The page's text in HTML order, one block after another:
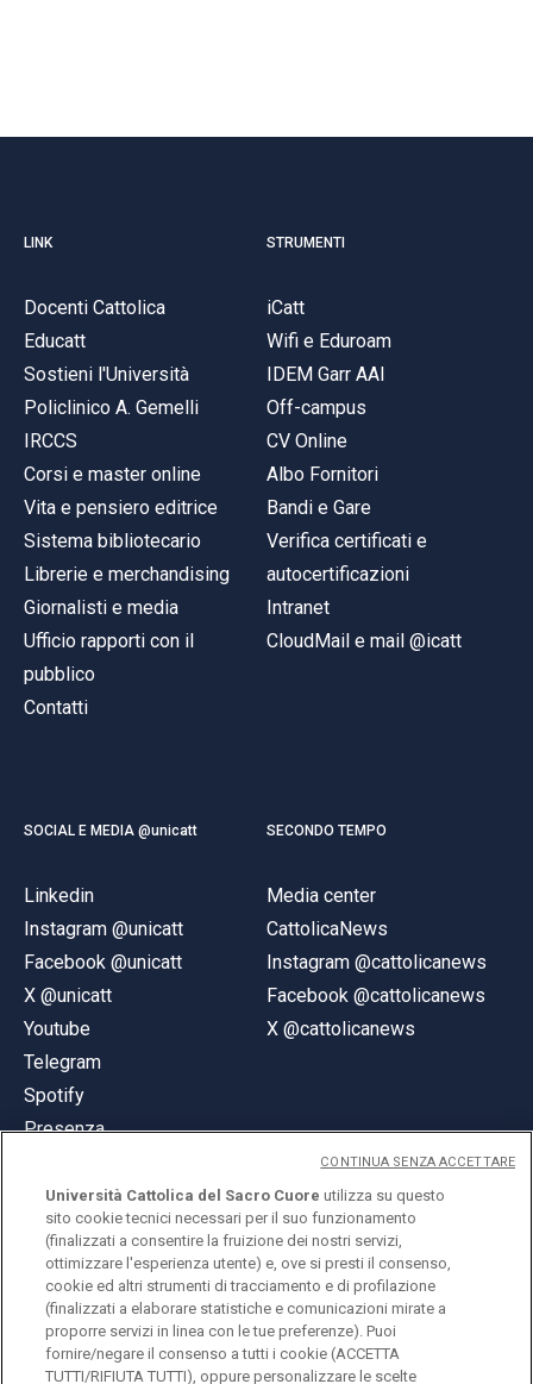
LINK
Docenti Cattolica
Educatt
Sostieni l'Università
Policlinico A. Gemelli
IRCCS
Corsi e master online
Vita e pensiero editrice
Sistema bibliotecario
Librerie e merchandising
Giornalisti e media
Ufficio rapporti con il
pubblico
Contatti
STRUMENTI
iCatt
Wifi e Eduroam
IDEM Garr AAI
Off-campus
CV Online
Albo Fornitori
Bandi e Gare
Verifica certificati e
autocertificazioni
Intranet
CloudMail e mail @icatt
SOCIAL E MEDIA @unicatt
Linkedin
Instagram @unicatt
Facebook @unicatt
X @unicatt
Youtube
Telegram
Spotify
Presenza
SECONDO TEMPO
Media center
CattolicaNews
Instagram @cattolicanews
Facebook @cattolicanews
X @cattolicanews
© Università Cattolica del Sacro Cuore
Largo A. Gemelli 1, 20123 Milano
PI 02133120150
Università Cattolica del Sacro Cuore utilizza su questo
sito cookie tecnici necessari per il suo funzionamento
(finalizzati a consentire la fruizione dei nostri servizi,
ottimizzare l'esperienza utente) e, ove si presti il consenso,
cookie ed altri strumenti di tracciamento e di profilazione
(finalizzati a elaborare statistiche e comunicazioni mirate a
proporre servizi in linea con le tue preferenze). Puoi
fornire/negare il consenso a tutti i cookie (ACCETTA
TUTTI/RIFIUTA TUTTI), oppure personalizzare le scelte
CONTINUA SENZA ACCETTARE